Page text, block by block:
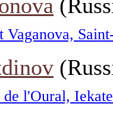
l'Oural,